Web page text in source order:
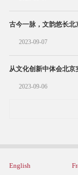
古今一脉，文韵悠长
2023-09-07
从文化创新中体会北京
2023-09-06
English